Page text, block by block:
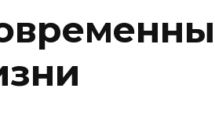
временны
зни